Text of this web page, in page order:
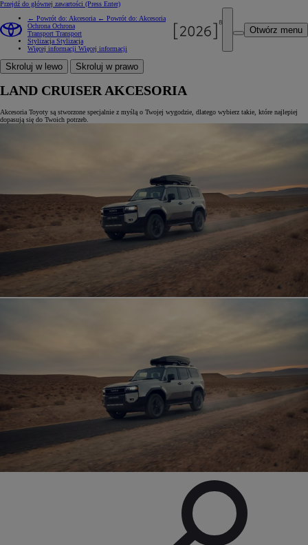
Przejdź do głównej zawartości (Press Enter)
Otwórz menu
← Powrót do: Akcesoria ← Powrót do: Akcesoria
Ochrona Ochrona
Transport Transport
Stylizacja Stylizacja
Więcej informacji Więcej informacji
Skroluj w lewo Skroluj w prawo
LAND CRUISER AKCESORIA
Akcesoria Toyoty są stworzone specjalnie z myślą o Twojej wygodzie, dlatego wybierz takie, które najlepiej
dopasują się do Twoich potrzeb.